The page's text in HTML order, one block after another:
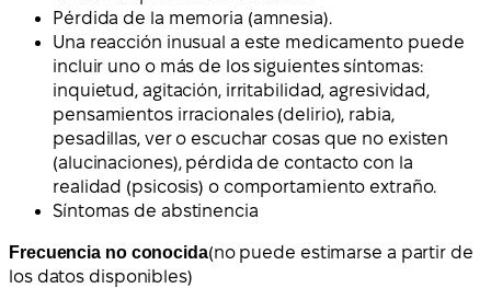
Pérdida de la memoria (amnesia).
Una reacción inusual a este medicamento puede
incluir uno o más de los siguientes síntomas:
inquietud, agitación, irritabilidad, agresividad,
pensamientos irracionales (delirio), rabia,
pesadillas, ver o escuchar cosas que no existen
(alucinaciones), pérdida de contacto con la
realidad (psicosis) o comportamiento extraño.
Síntomas de abstinencia
Frecuencia no conocida(no puede estimarse a partir de
los datos disponibles)